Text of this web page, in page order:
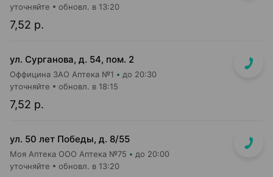
7,52 р.
уточняйте обновл. в 13:20
ул. Сурганова, д. 54, пом. 2
Оффицина ЗАО Аптека №1 до 20:30
7,52 р.
уточняйте обновл. в 18:15
ул. 50 лет Победы, д. 8/55
Моя Аптека ООО Аптека №75 до 20:00
уточняйте обновл. в 13:20